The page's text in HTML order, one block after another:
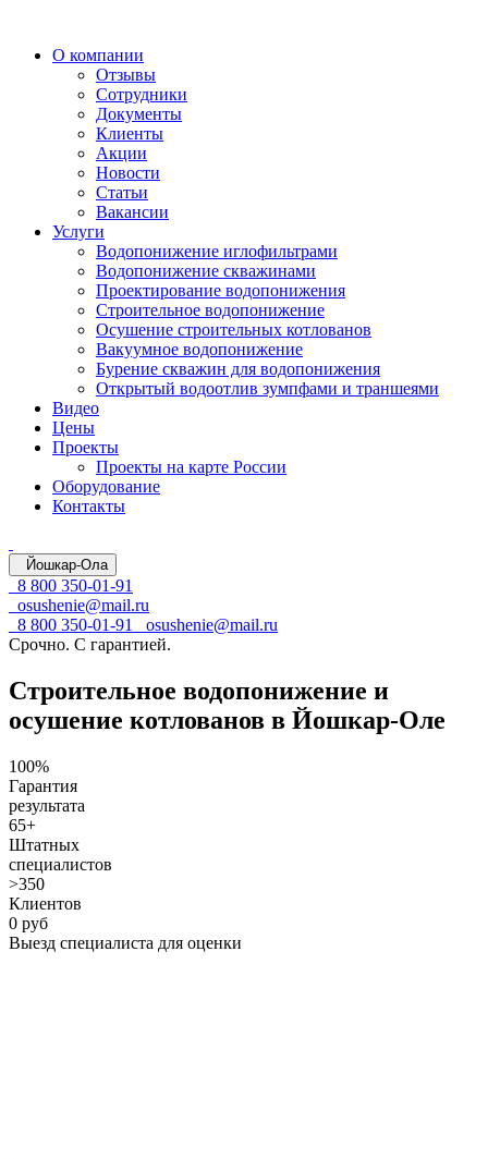
О компании
Отзывы
Сотрудники
Документы
Клиенты
Акции
Новости
Статьи
Вакансии
Услуги
Водопонижение иглофильтрами
Водопонижение скважинами
Проектирование водопонижения
Строительное водопонижение
Осушение строительных котлованов
Вакуумное водопонижение
Бурение скважин для водопонижения
Открытый водоотлив зумпфами и траншеями
Видео
Цены
Проекты
Проекты на карте России
Оборудование
Контакты
Йошкар-Ола
8 800 350-01-91
osushenie@mail.ru
8 800 350-01-91
osushenie@mail.ru
Срочно. С гарантией.
Строительное водопонижение и
осушение котлованов в Йошкар-Оле
100%
Гарантия
результата
65+
Штатных
специалистов
>350
Клиентов
0 руб
Выезд специалиста для оценки